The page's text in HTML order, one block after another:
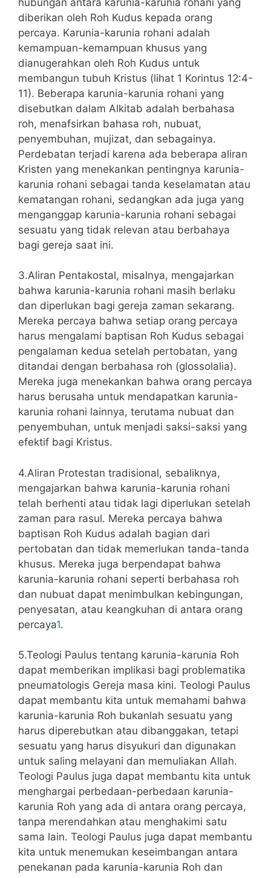
diberikan oleh Roh Kudus kepada orang
percaya. Karunia-karunia rohani adalah
kemampuan-kemampuan khusus yang
dianugerahkan oleh Roh Kudus untuk
membangun tubuh Kristus (lihat 1 Korintus 12:4-
11). Beberapa karunia-karunia rohani yang
disebutkan dalam Alkitab adalah berbahasa
roh, menafsirkan bahasa roh, nubuat,
penyembuhan, mujizat, dan sebagainya.
Perdebatan terjadi karena ada beberapa aliran
Kristen yang menekankan pentingnya karunia-
karunia rohani sebagai tanda keselamatan atau
kematangan rohani, sedangkan ada juga yang
menganggap karunia-karunia rohani sebagai
sesuatu yang tidak relevan atau berbahaya
bagi gereja saat ini.
3.Aliran Pentakostal, misalnya, mengajarkan
bahwa karunia-karunia rohani masih berlaku
dan diperlukan bagi gereja zaman sekarang.
Mereka percaya bahwa setiap orang percaya
harus mengalami baptisan Roh Kudus sebagai
pengalaman kedua setelah pertobatan, yang
ditandai dengan berbahasa roh (glossolalia).
Mereka juga menekankan bahwa orang percaya
harus berusaha untuk mendapatkan karunia-
karunia rohani lainnya, terutama nubuat dan
penyembuhan, untuk menjadi saksi-saksi yang
efektif bagi Kristus.
4.Aliran Protestan tradisional, sebaliknya,
mengajarkan bahwa karunia-karunia rohani
telah berhenti atau tidak lagi diperlukan setelah
zaman para rasul. Mereka percaya bahwa
baptisan Roh Kudus adalah bagian dari
pertobatan dan tidak memerlukan tanda-tanda
khusus. Mereka juga berpendapat bahwa
karunia-karunia rohani seperti berbahasa roh
dan nubuat dapat menimbulkan kebingungan,
penyesatan, atau keangkuhan di antara orang
percaya1.
5.Teologi Paulus tentang karunia-karunia Roh
dapat memberikan implikasi bagi problematika
pneumatologis Gereja masa kini. Teologi Paulus
dapat membantu kita untuk memahami bahwa
karunia-karunia Roh bukanlah sesuatu yang
harus diperebutkan atau dibanggakan, tetapi
sesuatu yang harus disyukuri dan digunakan
untuk saling melayani dan memuliakan Allah.
Teologi Paulus juga dapat membantu kita untuk
menghargai perbedaan-perbedaan karunia-
karunia Roh yang ada di antara orang percaya,
tanpa merendahkan atau menghakimi satu
sama lain. Teologi Paulus juga dapat membantu
kita untuk menemukan keseimbangan antara
penekanan pada karunia-karunia Roh dan